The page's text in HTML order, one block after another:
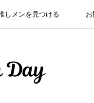
しメンを見つける